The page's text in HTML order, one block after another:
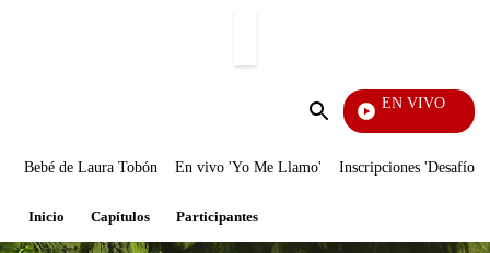
Enviar
EN VIVO
Bebé de Laura Tobón En vivo 'Yo Me Llamo' Inscripciones 'Desafío'
Inicio Capítulos Participantes